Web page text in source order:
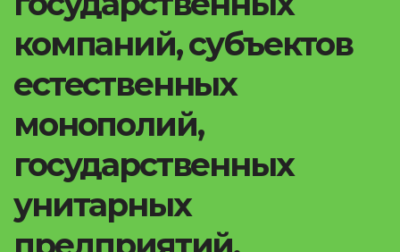
компаний, субъектов
естественных
монополий,
государственных
унитарных